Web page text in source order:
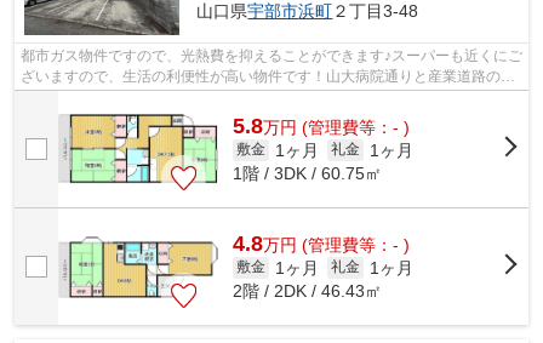
山口県宇部市浜町２丁目3-48
都市ガス物件ですので、光熱費を抑えることができます♪スーパーも近くにご
ざいますので、生活の利便性が高い物件です！山大病院通りと産業道路の中
5.8万円 (管理費等：- )
敷金 1ヶ月 礼金
1ヶ月
1階 / 3DK / 60.75㎡
4.8万円 (管理費等：- )
敷金 1ヶ月 礼金
1ヶ月
2階 / 2DK / 46.43㎡